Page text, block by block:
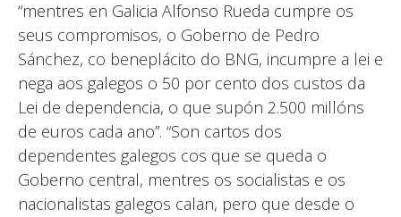
“mentres en Galicia Alfonso Rueda cumpre os
seus compromisos, o Goberno de Pedro
Sánchez, co beneplácito do BNG, incumpre a lei e
nega aos galegos o 50 por cento dos custos da
Lei de dependencia, o que supón 2.500 millóns
de euros cada ano”. “Son cartos dos
dependentes galegos cos que se queda o
Goberno central, mentres os socialistas e os
nacionalistas galegos calan, pero que desde o